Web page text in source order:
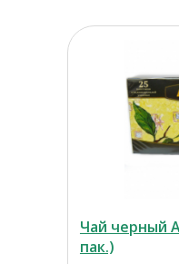
Чай черный
пак.)